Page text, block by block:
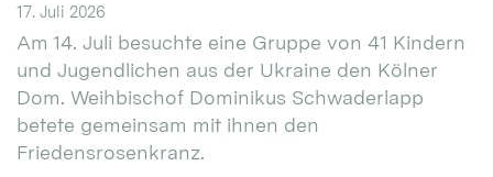
17. Juli 2026
Am 14. Juli besuchte eine Gruppe von 41 Kindern
und Jugendlichen aus der Ukraine den Kölner
Dom. Weihbischof Dominikus Schwaderlapp
betete gemeinsam mit ihnen den
Friedensrosenkranz.